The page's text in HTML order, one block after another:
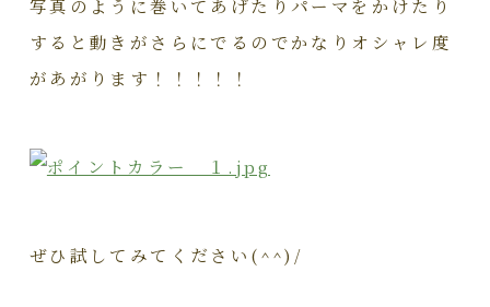
写真のように巻いてあげたりパーマをかけたり
すると動きがさらにでるのでかなりオシャレ度
があがります！！！！！
ぜひ試してみてください(^^)/